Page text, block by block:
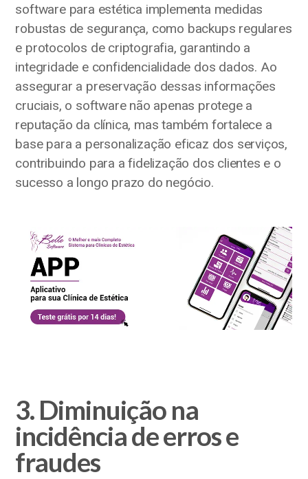
software para estética implementa medidas
robustas de segurança, como backups regulares
e protocolos de criptografia, garantindo a
integridade e confidencialidade dos dados. Ao
assegurar a preservação dessas informações
cruciais, o software não apenas protege a
reputação da clínica, mas também fortalece a
base para a personalização eficaz dos serviços,
contribuindo para a fidelização dos clientes e o
sucesso a longo prazo do negócio.
3. Diminuição na
incidência de erros e
fraudes